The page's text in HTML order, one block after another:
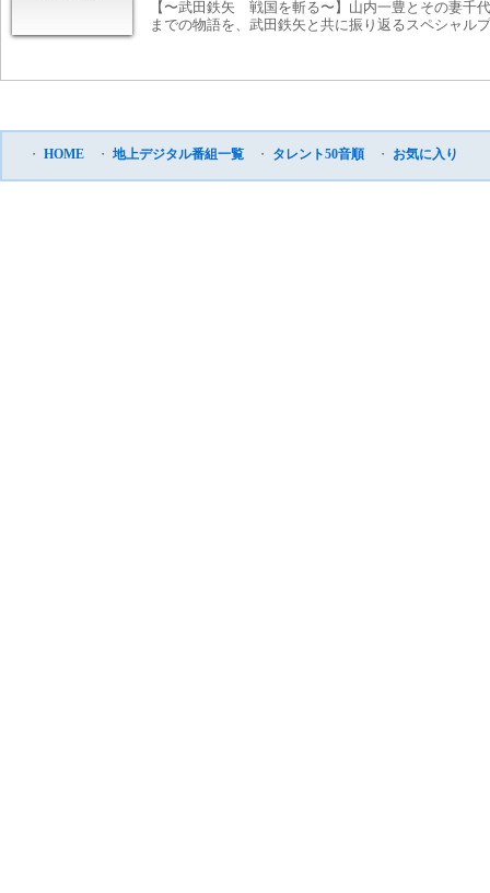
【〜武田鉄矢 戦国を斬る〜】山内一豊とその妻千
までの物語を、武田鉄矢と共に振り返るスペシャル
・ HOME ・ 地上デジタル番組一覧 ・ タレント50音順 ・ お気に入り